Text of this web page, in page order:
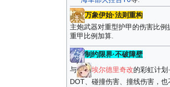
万象伊始·法则重构
主炮武器对重型护甲的伤害比
重甲比例加算.
制约限界·不破障壁
与
埃尔德里奇改的彩虹计
DOT、碰撞伤害、撞线伤害，